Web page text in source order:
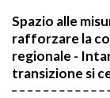
Spazio alle
rafforzare la
regionale -
transizione si